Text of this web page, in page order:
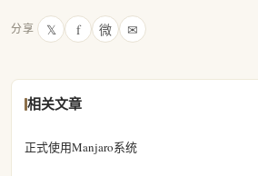
分享 𝕏 f 微 ✉
相关文章
正式使用Manjaro系统